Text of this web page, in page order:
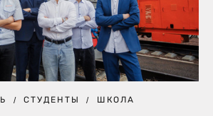
СТУДЕНТЫ ШКОЛА